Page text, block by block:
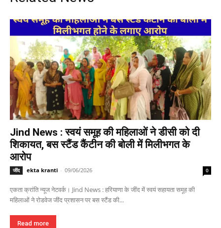
Jind News : स्वयं समूह की महिलाओं ने डीसी को दी
शिकायत, बस स्टैंड कैंटीन की बोली में मिलीभगत के
आरोप
जींद ekta kranti - 09/06/2026 0
एकता क्रांति न्यूज नेटवर्क। Jind News : हरियाणा के जींद में स्वयं सहायता समूह की
महिलाओं ने रोडवेज जींद प्रशासन पर बस स्टैंड की...
Read more